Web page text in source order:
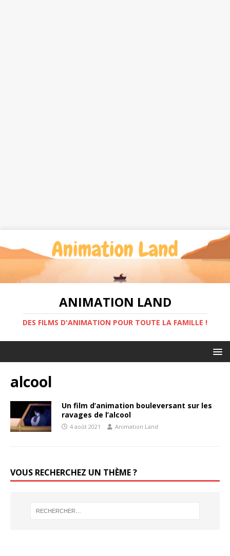
ANIMATION LAND
DES FILMS D'ANIMATION POUR TOUTE LA FAMILLE !
alcool
Un film d’animation bouleversant sur les
ravages de l’alcool
4 août 2021 Animation Land
VOUS RECHERCHEZ UN THÈME ?